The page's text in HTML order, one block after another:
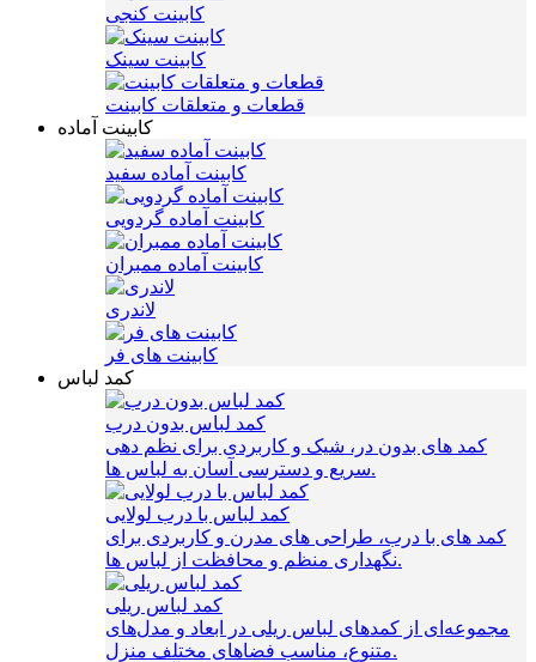
کابینت کنجی
کابینت سینک
قطعات و متعلقات کابینت
کابینت آماده
کابینت آماده سفید
کابینت آماده گردویی
کابینت آماده ممبران
لاندری
کابینت های فر
کمد لباس
کمد لباس بدون درب
کمد های بدون در، شیک و کاربردی برای نظم‌ دهی
سریع و دسترسی آسان به لباس‌ ها.
کمد لباس با درب لولایی
کمد های با درب، طراحی‌ های مدرن و کاربردی برای
نگهداری منظم و محافظت از لباس‌ ها.
کمد لباس ریلی
مجموعه‌ای از کمدهای لباس ریلی در ابعاد و مدل‌های
متنوع، مناسب فضاهای مختلف منزل.